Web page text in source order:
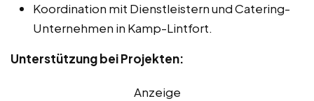
Koordination mit Dienstleistern und Catering-
Unternehmen in Kamp-Lintfort.
Unterstützung bei Projekten:
Anzeige